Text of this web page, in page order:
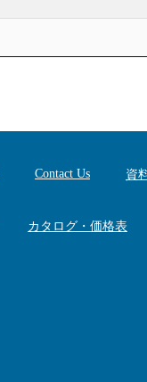
Contact Us 資
カタログ・価格表